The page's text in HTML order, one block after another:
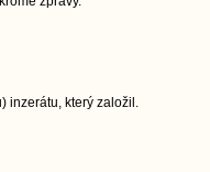
inzerátu, který založil.